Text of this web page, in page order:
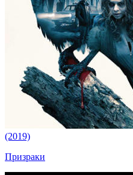
(2019)
Призраки